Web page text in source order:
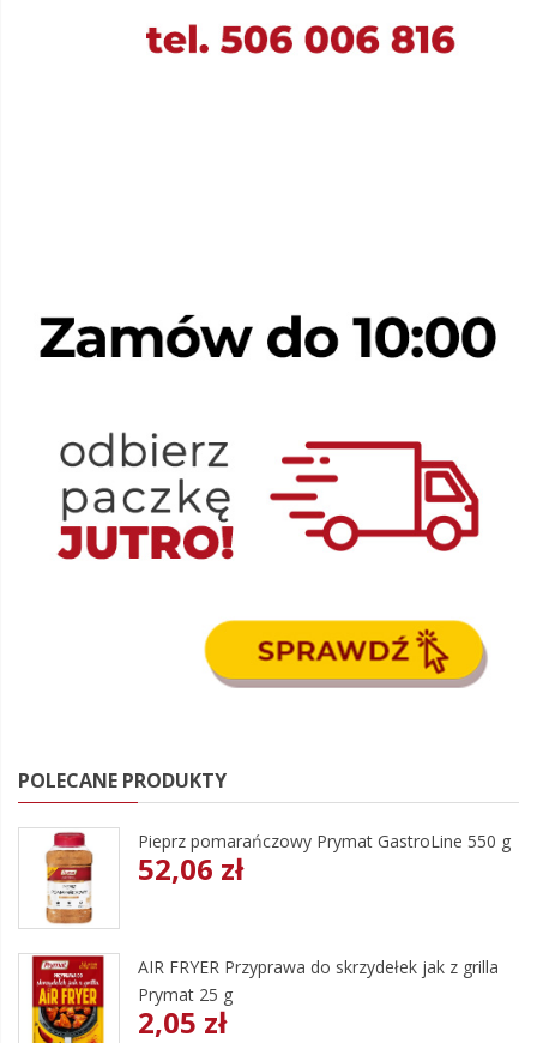
POLECANE PRODUKTY
Pieprz pomarańczowy Prymat GastroLine 550 g
52,06 zł
AIR FRYER Przyprawa do skrzydełek jak z grilla
Prymat 25 g
2,05 zł